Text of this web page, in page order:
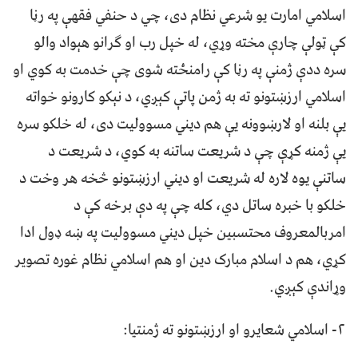
اسلامي امارت یو شرعي نظام دی، چي د حنفي فقهې په رڼا
کې ټولې چارې مخته وړي، له خپل رب او ګرانو هېواد والو
سره ددې ژمنې په رڼا کې رامنځته شوی چې خدمت به کوي او
اسلامي ارزښتونو ته به ژمن پاتې کېږي، د نېکو کارونو خواته
یې بلنه او لارښوونه یې هم دیني مسوولیت دی، له خلکو سره
یې ژمنه کړې چې د شریعت ساتنه به کوي، د شریعت د
ساتنې یوه لاره له شریعت او دیني ارزښتونو څخه هر وخت د
خلکو با خبره ساتل دي، کله چې په دې برخه کې د
امربالمعروف محتسبین خپل دیني مسوولیت په ښه ډول ادا
کړي، هم د اسلام مبارک دین او هم اسلامي نظام غوره تصویر
وړاندې کېږي.
۲- اسلامي شعایرو او ارزښتونو ته ژمنتیا: